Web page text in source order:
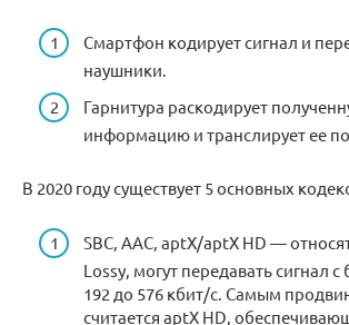
Смартфон кодирует сигнал и
наушники.
Гарнитура раскодирует
информацию и транслирует ее
В 2020 году существует 5 основных
SBC, AAC, aptX/aptX HD —
Lossy, могут передавать сигнал
192 до 576 кбит/с. Самым
считается aptX HD,